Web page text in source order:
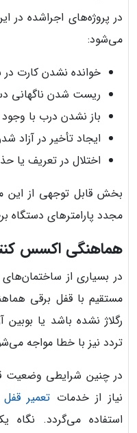
در پروژه‌های اجراشده در
می‌شود:
خوانده نشدن کارت
ریست شدن ناگهانی
باز نشدن درب با
ایجاد تأخیر در آزاد
اختلال در تعریف یا
بخش قابل توجهی از این
مجدد پارامترهای دستگاه
هماهنگی اکسس
در بسیاری از
مستقیم با قفل برقی
رگلاژ نشده باشد یا
تردد نیز با خطا مواجه
در چنین شرایطی وضعیت
نیاز از خدمات تعمیر
استفاده می‌گردد. نگاه